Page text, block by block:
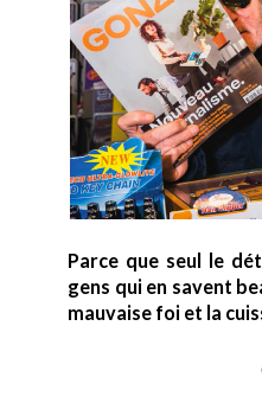
Parce que seul le
gens qui en savent
mauvaise foi et la